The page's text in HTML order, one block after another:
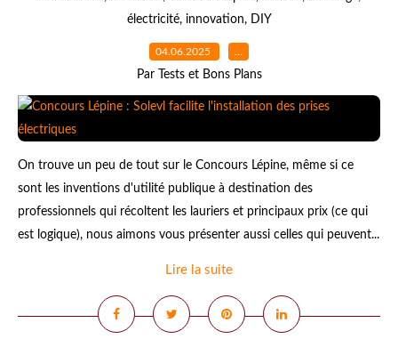
électricité, innovation, DIY
04.06.2025 …
Par Tests et Bons Plans
On trouve un peu de tout sur le Concours Lépine, même si ce
sont les inventions d'utilité publique à destination des
professionnels qui récoltent les lauriers et principaux prix (ce qui
est logique), nous aimons vous présenter aussi celles qui peuvent...
Lire la suite